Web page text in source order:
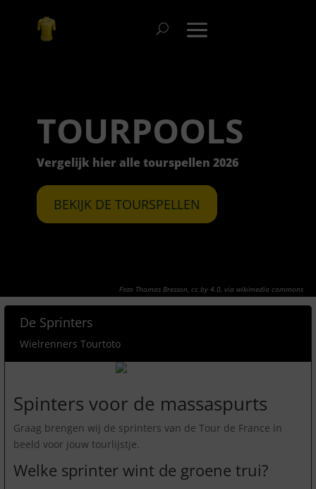
TOURPOOLS
Vergelijk hier alle tourspellen 2026
BEKIJK DE TOURSPELLEN
Foto Thomas Bresson, cc by 4.0, via wikimedia commons
De Sprinters
Wielrenners Tourtoto
Spinters voor de massaspurts
Graag brengen wij de sprinters van de Tour de France in
beeld voor jouw tourlijstje.
Welke sprinter wint de groene trui?